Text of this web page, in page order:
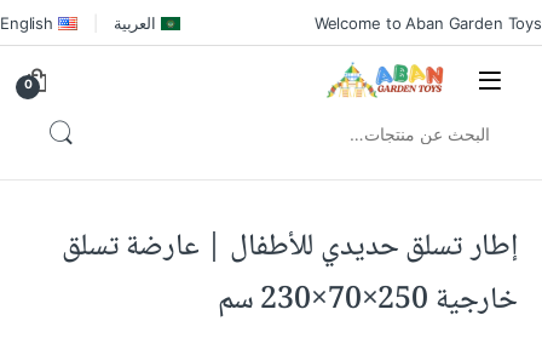
Welcome to Aban Garden Toys العربية English
0
إطار تسلق حديدي للأطفال | عارضة تسلق
خارجية 250×70×230 سم